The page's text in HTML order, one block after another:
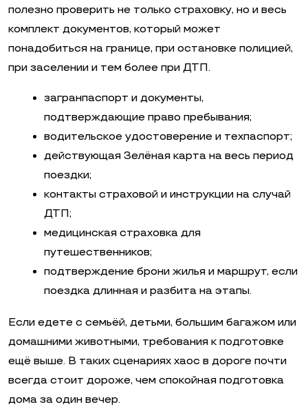
полезно проверить не только страховку, но и весь
комплект документов, который может
понадобиться на границе, при остановке полицией,
при заселении и тем более при ДТП.
загранпаспорт и документы,
подтверждающие право пребывания;
водительское удостоверение и техпаспорт;
действующая Зелёная карта на весь период
поездки;
контакты страховой и инструкции на случай
ДТП;
медицинская страховка для
путешественников;
подтверждение брони жилья и маршрут, если
поездка длинная и разбита на этапы.
Если едете с семьёй, детьми, большим багажом или
домашними животными, требования к подготовке
ещё выше. В таких сценариях хаос в дороге почти
всегда стоит дороже, чем спокойная подготовка
дома за один вечер.